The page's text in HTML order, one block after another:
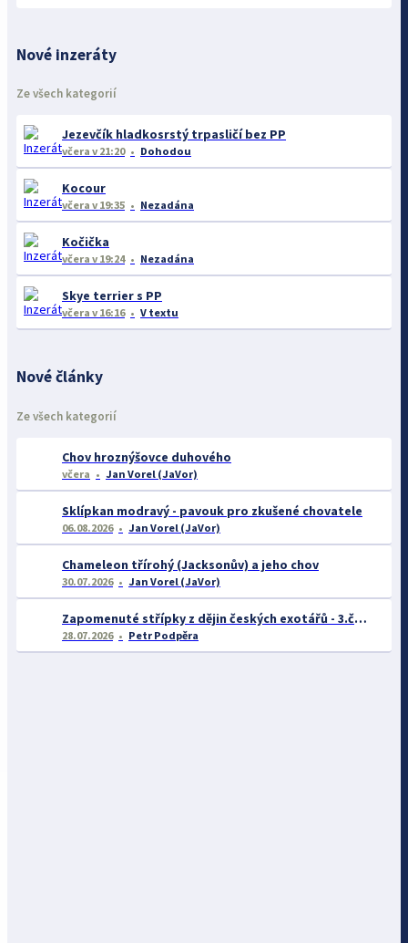
Nové inzeráty
Ze všech kategorií
Jezevčík hladkosrstý trpasličí bez PP
včera v 21:20 Dohodou
Kocour
včera v 19:35 Nezadána
Kočička
včera v 19:24 Nezadána
Skye terrier s PP
včera v 16:16 V textu
Nové články
Ze všech kategorií
Chov hroznýšovce duhového
včera Jan Vorel (JaVor)
Sklípkan modravý - pavouk pro zkušené chovatele
06.08.2026 Jan Vorel (JaVor)
Chameleon třírohý (Jacksonův) a jeho chov
30.07.2026 Jan Vorel (JaVor)
Zapomenuté střípky z dějin českých exotářů - 3.část
28.07.2026 Petr Podpěra